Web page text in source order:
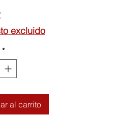
Precio
excluido
*
al carrito